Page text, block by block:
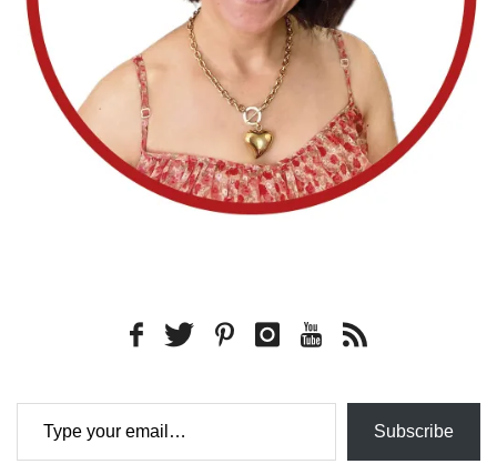
Type your email…
Subscribe